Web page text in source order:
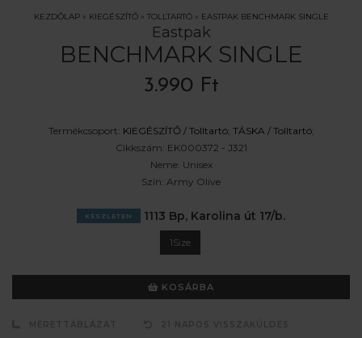
KEZDŐLAP» KIEGÉSZÍTŐ» TOLLTARTÓ» EASTPAK BENCHMARK SINGLE
Eastpak
BENCHMARK SINGLE
3.990 Ft
Termékcsoport: KIEGÉSZÍTŐ / Tolltartó; TÁSKA / Tolltartó;
Cikkszám: EK000372 - J321
Neme: Unisex
Szín: Army Olive
KÉSZLETEN 1113 Bp, Karolina út 17/b.
1Size
KOSÁRBA